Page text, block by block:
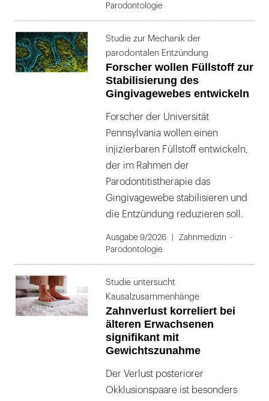
Parodontologie
Studie zur Mechanik der
parodontalen Entzündung
Forscher wollen Füllstoff zur
Stabilisierung des
Gingivagewebes entwickeln
Forscher der Universität
Pennsylvania wollen einen
injizierbaren Füllstoff entwickeln,
der im Rahmen der
Parodontitistherapie das
Gingivagewebe stabilisieren und
die Entzündung reduzieren soll.
Ausgabe 9/2026
Zahnmedizin
Parodontologie
Studie untersucht
Kausalzusammenhänge
Zahnverlust korreliert bei
älteren Erwachsenen
signifikant mit
Gewichtszunahme
Der Verlust posteriorer
Okklusionspaare ist besonders